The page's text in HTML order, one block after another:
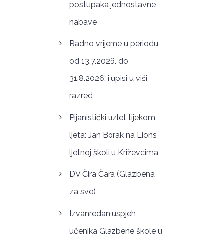
postupaka jednostavne
nabave
Radno vrijeme u periodu
od 13.7.2026. do
31.8.2026. i upisi u viši
razred
Pijanistički uzlet tijekom
ljeta: Jan Borak na Lions
ljetnoj školi u Križevcima
DV Čira Čara (Glazbena
za sve)
Izvanredan uspjeh
učenika Glazbene škole u